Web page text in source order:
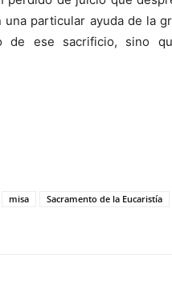
particular ayuda de la
de ese sacrificio, sino
misa Sacramento de la Eucaristía